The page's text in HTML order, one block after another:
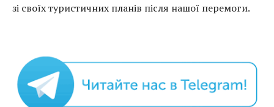
зі своїх туристичних планів після нашої перемоги.